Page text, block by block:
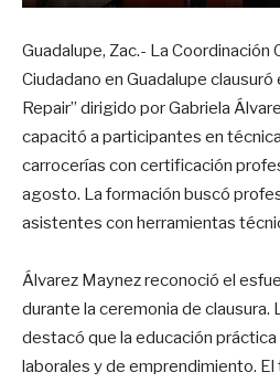
Guadalupe, Zac.- La
Ciudadano en Guadalupe
Repair” dirigido por Gabriela
capacitó a participantes en
carrocerías con certificación
agosto. La formación buscó
asistentes con herramientas
Álvarez Maynez reconoció el
durante la ceremonia de clausura.
destacó que la educación
laborales y de emprendimiento.